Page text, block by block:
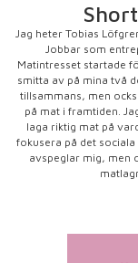
Jag heter Tobias
Jobbar som
Matintresset startade
smitta av på mina två
tillsammans, men
på mat i framtiden.
laga riktig mat på
fokusera på det
avspeglar mig, men